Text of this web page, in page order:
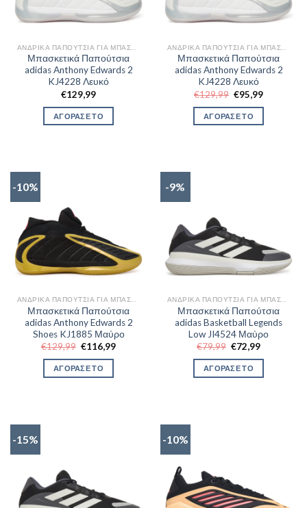
Μπασκετικά Παπούτσια
adidas Anthony Edwards 2
KJ4228 Λευκό
€129,99
ΑΓΟΡΑΣΕ ΤΟ
Μπασκετικά Παπούτσια
adidas Anthony Edwards 2
KJ4228 Λευκό
€129,99 Original
price
was:
€129,99.
€95,99Η
ΑΓΟΡΑΣΕ ΤΟ
-10%
Μπασκετικά Παπούτσια
adidas Anthony Edwards 2
Shoes KJ1885 Μαύρο
€129,99 Original
was:
€129,99.
€116,99Η
ΑΓΟΡΑΣΕ ΤΟ
-9%
Μπασκετικά Παπούτσια
adidas Basketball Legends
Low JI4524 Μαύρο
€79,99 Original
price
was:
€79,99.
€72,99Η
τιμή
€72,99.
ΑΓΟΡΑΣΕ ΤΟ
-15% -10%